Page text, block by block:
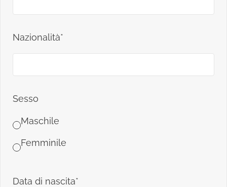
Nazionalità*
Sesso
Maschile
Femminile
Data di nascita*